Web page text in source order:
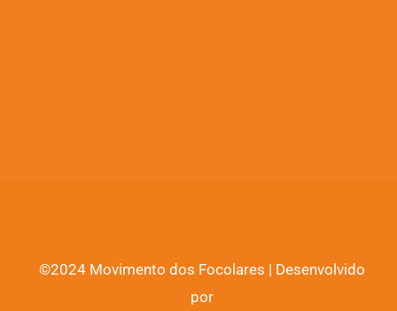
©2024 Movimento dos Focolares | Desenvolvido
por